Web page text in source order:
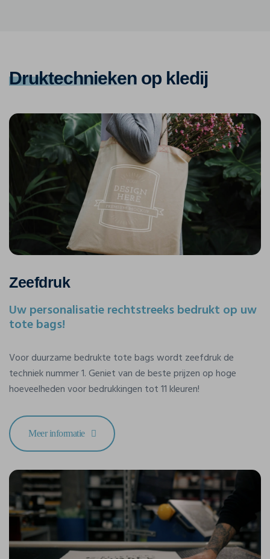
Druktechnieken op kledij
Zeefdruk
Uw personalisatie rechtstreeks bedrukt op uw
tote bags!
Voor duurzame bedrukte tote bags wordt zeefdruk de
techniek nummer 1. Geniet van de beste prijzen op hoge
hoeveelheden voor bedrukkingen tot 11 kleuren!
Meer informatie